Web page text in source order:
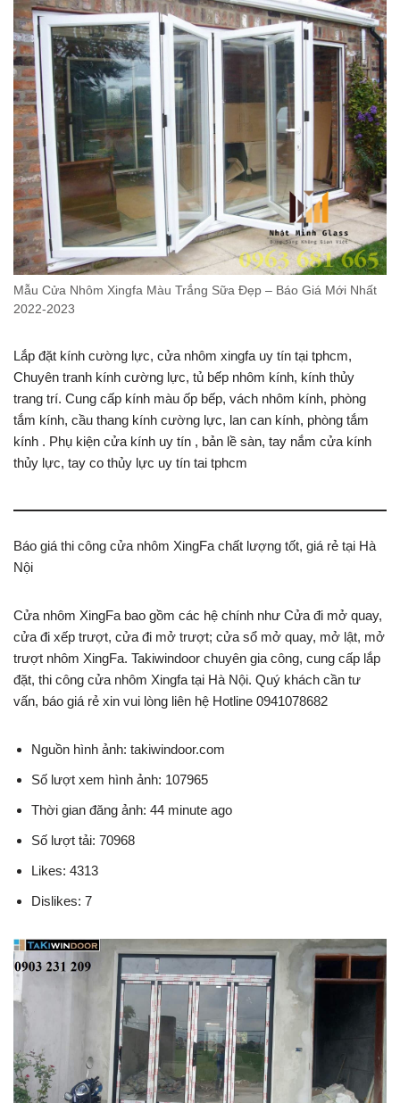
Mẫu Cửa Nhôm Xingfa Màu Trắng Sữa Đẹp – Báo Giá Mới Nhất
2022-2023
Lắp đặt kính cường lực, cửa nhôm xingfa uy tín tại tphcm,
Chuyên tranh kính cường lực, tủ bếp nhôm kính, kính thủy
trang trí. Cung cấp kính màu ốp bếp, vách nhôm kính, phòng
tắm kính, cầu thang kính cường lực, lan can kính, phòng tắm
kính . Phụ kiện cửa kính uy tín , bản lề sàn, tay nắm cửa kính
thủy lực, tay co thủy lực uy tín tai tphcm
Báo giá thi công cửa nhôm XingFa chất lượng tốt, giá rẻ tại Hà
Nội
Cửa nhôm XingFa bao gồm các hệ chính như Cửa đi mở quay,
cửa đi xếp trượt, cửa đi mở trượt; cửa sổ mở quay, mở lật, mở
trượt nhôm XingFa. Takiwindoor chuyên gia công, cung cấp lắp
đặt, thi công cửa nhôm Xingfa tại Hà Nội. Quý khách cần tư
vấn, báo giá rẻ xin vui lòng liên hệ Hotline 0941078682
Nguồn hình ảnh: takiwindoor.com
Số lượt xem hình ảnh: 107965
Thời gian đăng ảnh: 44 minute ago
Số lượt tải: 70968
Likes: 4313
Dislikes: 7